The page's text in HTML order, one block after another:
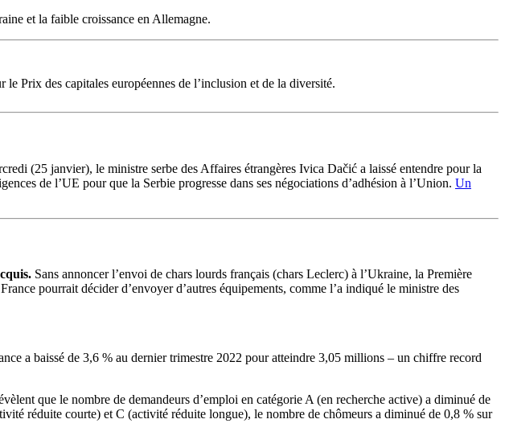
et la faible croissance en Allemagne.
Prix des capitales européennes de l’inclusion et de la diversité.
(25 janvier), le ministre serbe des Affaires étrangères Ivica Dačić a laissé entendre pour la
de l’UE pour que la Serbie progresse dans ses négociations d’adhésion à l’Union. Un
Sans annoncer l’envoi de chars lourds français (chars Leclerc) à l’Ukraine, la Première
pourrait décider d’envoyer d’autres équipements, comme l’a indiqué le ministre des
a baissé de 3,6 % au dernier trimestre 2022 pour atteindre 3,05 millions – un chiffre record
que le nombre de demandeurs d’emploi en catégorie A (en recherche active) a diminué de
réduite courte) et C (activité réduite longue), le nombre de chômeurs a diminué de 0,8 % sur